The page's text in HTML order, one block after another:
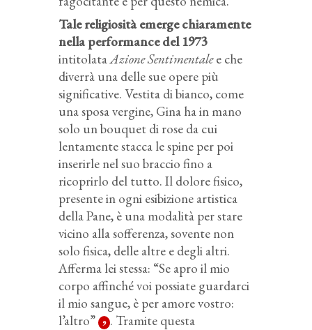
Tale religiosità emerge chiaramente
nella performance del 1973
intitolataAzione Sentimentalee che
diverrà una delle sue opere più
significative. Vestita di bianco, come
una sposa vergine, Gina ha in mano
solo un bouquet di rose da cui
lentamente stacca le spine per poi
inserirle nel suo braccio fino a
ricoprirlo del tutto. Il dolore fisico,
presente in ogni esibizione artistica
della Pane, è una modalità per stare
vicino alla sofferenza, sovente non
solo fisica, delle altre e degli altri.
Afferma lei stessa: “Se apro il mio
corpo affinché voi possiate guardarci
il mio sangue, è per amore vostro:
l’altro”
9 . Tramite questa